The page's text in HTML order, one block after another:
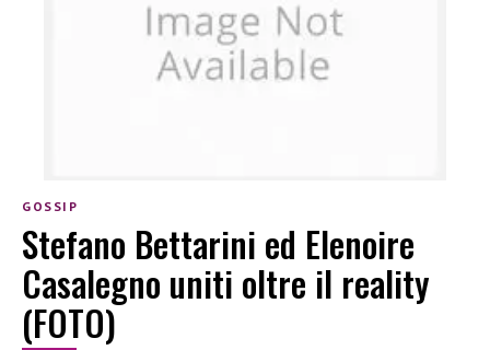
GOSSIP
Stefano Bettarini ed Elenoire
Casalegno uniti oltre il reality
(FOTO)